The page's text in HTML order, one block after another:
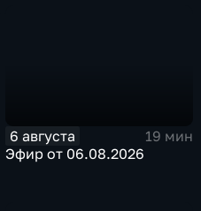
6 августа
19 мин
Эфир от 06.08.2026